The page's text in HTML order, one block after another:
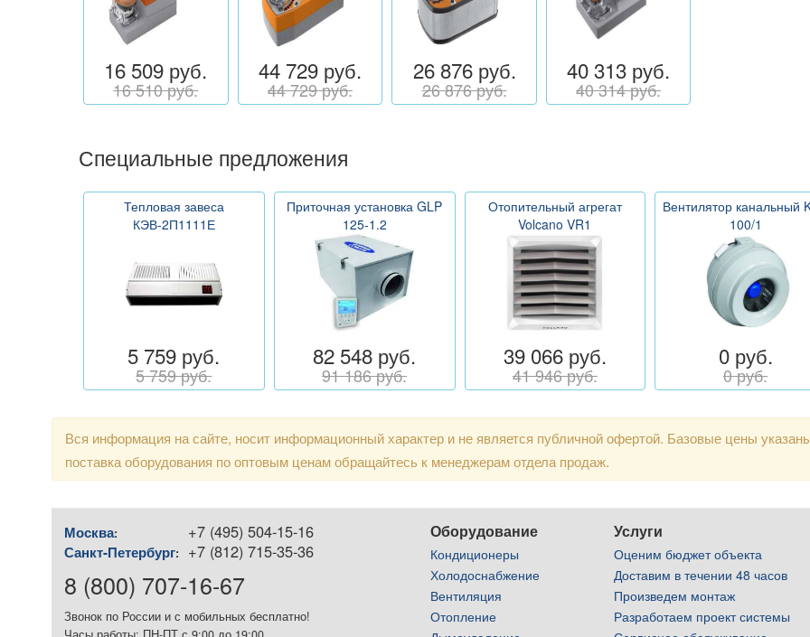
16 509 руб.
16 510 руб.
44 729 руб.
44 729 руб.
26 876 руб.
26 876 руб.
40 313 руб.
40 314 руб.
Специальные предложения
Тепловая завеса
КЭВ-2П1111Е
5 759 руб.
5 759 руб.
Приточная установка GLP
125-1.2
82 548 руб.
91 186 руб.
Отопительный агрегат
Volcano VR1
39 066 руб.
41 946 руб.
Вентилятор канальный
100/1
0 руб.
0 руб.
Вся информация на сайте, носит информационный характер и не является публичной офертой. Базовые цены
поставка оборудования по оптовым ценам обращайтесь к менеджерам отдела продаж.
Москва: +7 (495) 504-15-16
Санкт-Петербург: +7 (812) 715-35-36
8 (800) 707-16-67
Звонок по России и с мобильных бесплатно!
Оборудование
Кондиционеры
Холодоснабжение
Вентиляция
Отопление
Услуги
Оценим бюджет объекта
Доставим в течении 48 часов
Произведем монтаж
Разработаем проект системы